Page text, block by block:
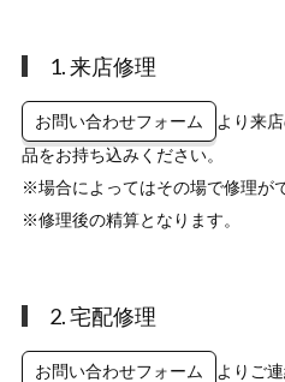
1. 来店修理
お問い合わせフォーム
より来
品をお持ち込みください。
※場合によってはその場で修理が
※修理後の精算となります。
2. 宅配修理
お問い合わせフォーム
よりご